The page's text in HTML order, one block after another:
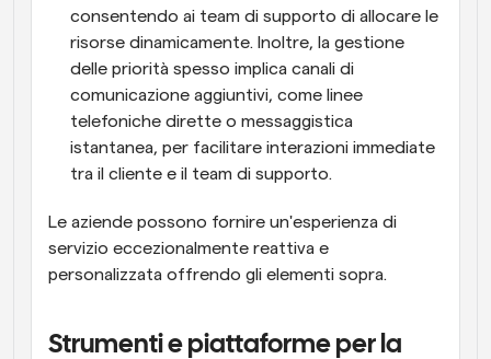
consentendo ai team di supporto di allocare le
risorse dinamicamente. Inoltre, la gestione
delle priorità spesso implica canali di
comunicazione aggiuntivi, come linee
telefoniche dirette o messaggistica
istantanea, per facilitare interazioni immediate
tra il cliente e il team di supporto.
Le aziende possono fornire un'esperienza di
servizio eccezionalmente reattiva e
personalizzata offrendo gli elementi sopra.
Strumenti e piattaforme per la